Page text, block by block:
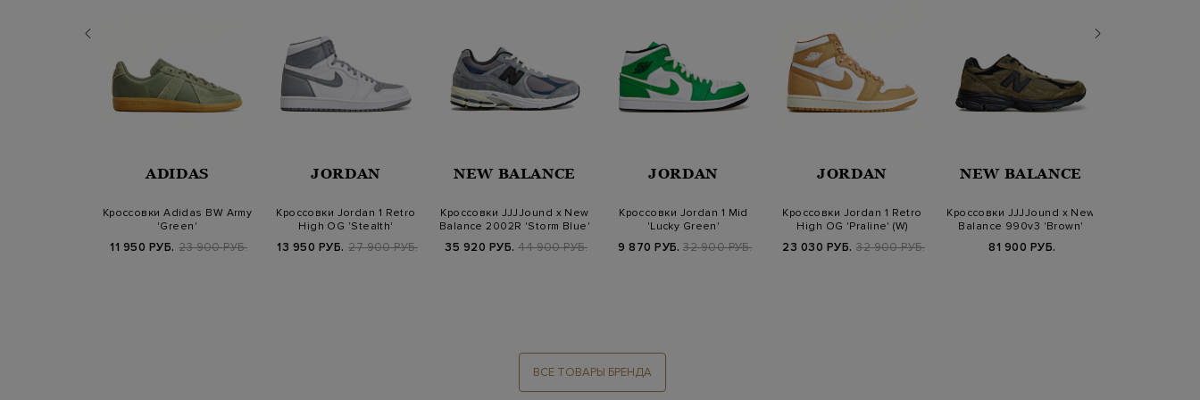
ADIDAS
Кроссовки Adidas BW Army
'Green'
11 950 РУБ. 23 900 РУБ.
JORDAN
Кроссовки Jordan 1 Retro
High OG 'Stealth'
13 950 РУБ. 27 900 РУБ.
NEW BALANCE
Кроссовки JJJJound x New
Balance 2002R 'Storm Blue'
35 920 РУБ. 44 900 РУБ.
JORDAN
Кроссовки Jordan 1 Mid
'Lucky Green'
9 870 РУБ. 32 900 РУБ.
JORDAN
Кроссовки Jordan 1 Retro
High OG 'Praline' (W)
23 030 РУБ. 32 900 РУБ.
NEW BALANCE
Кроссовки JJJJound x New
Balance 990v3 'Brown'
81 900 РУБ.
ВСЕ ТОВАРЫ БРЕНДА